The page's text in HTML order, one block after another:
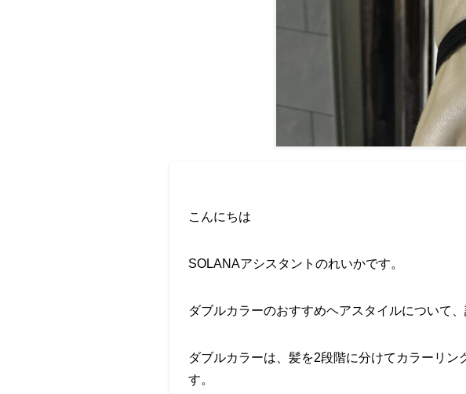
こんにちは
SOLANAアシスタントのれいかです。
ダブルカラーのおすすめヘアスタイルについて、
ダブルカラーは、髪を2段階に分けてカラーリ
す。